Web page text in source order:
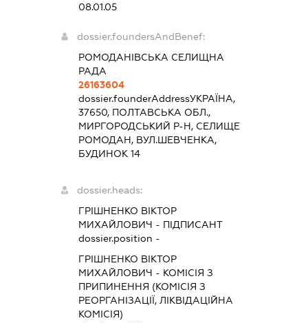
08.01.05
dossier.foundersAndBenef:
РОМОДАНІВСЬКА СЕЛИЩНА
РАДА
26163604
dossier.founderAddressУКРАЇНА,
37650, ПОЛТАВСЬКА ОБЛ.,
МИРГОРОДСЬКИЙ Р-Н, СЕЛИЩЕ
РОМОДАН, ВУЛ.ШЕВЧЕНКА,
БУДИНОК 14
dossier.heads:
ГРІШНЕНКО ВІКТОР
МИХАЙЛОВИЧ - ПІДПИСАНТ
dossier.position -
ГРІШНЕНКО ВІКТОР
МИХАЙЛОВИЧ - КОМІСІЯ З
ПРИПИНЕННЯ (КОМІСІЯ З
РЕОРГАНІЗАЦІЇ, ЛІКВІДАЦІЙНА
КОМІСІЯ)